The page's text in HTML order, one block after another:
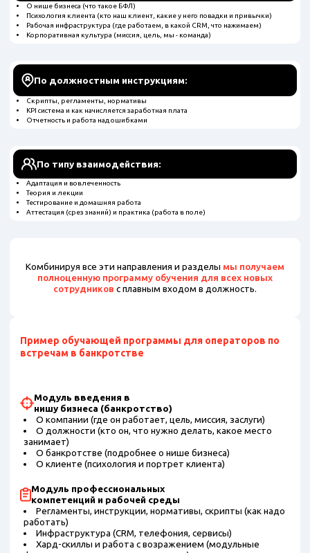
О нише бизнеса (что такое БФЛ)
Психология клиента (кто наш клиент, какие у него повадки и привычки)
Рабочая инфраструктура (где работаем, в какой CRM, что нажимаем)
Корпоративная культура (миссия, цель, мы - команда)
По должностным инструкциям:
Скрипты, регламенты, нормативы
KPI система и как начисляется заработная плата
Отчетность и работа над ошибками
По типу взаимодействия:
Адаптация и вовлеченность
Теория и лекции
Тестирование и домашняя работа
Аттестация (срез знаний) и практика (работа в поле)
Комбинируя все эти направления и разделы мы получаем
полноценную программу обучения для всех новых
сотрудников с плавным входом в должность.
Пример обучающей программы для операторов по
встречам в банкротстве
Модуль введения в
нишу бизнеса (банкротство)
О компании (где он работает, цель, миссия, заслуги)
О должности (кто он, что нужно делать, какое место
занимает)
О банкротстве (подробнее о нише бизнеса)
О клиенте (психология и портрет клиента)
Модуль профессиональных
компетенций и рабочей среды
Регламенты, инструкции, нормативы, скрипты (как надо
работать)
Инфраструктура (CRM, телефония, сервисы)
Хард-скиллы и работа с возражением (модульные